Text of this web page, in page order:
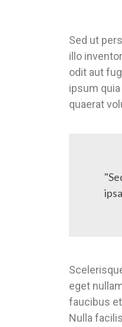
Sed ut
illo
odit aut
ipsum
quaerat
eget
faucibus
Nulla